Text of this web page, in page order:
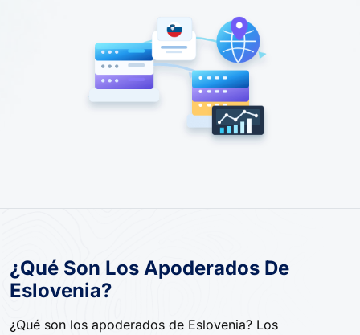
¿Qué Son Los Apoderados De
Eslovenia?
¿Qué son los apoderados de Eslovenia? Los